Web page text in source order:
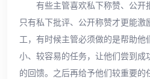
有些主管喜欢私下称赞、公开
只有私下批评、公开称赞才更能激
工，有时候主管必须做的是帮助他
小、较容易的任务，让他们尝到成
的回馈。之后再给予他们较重要的